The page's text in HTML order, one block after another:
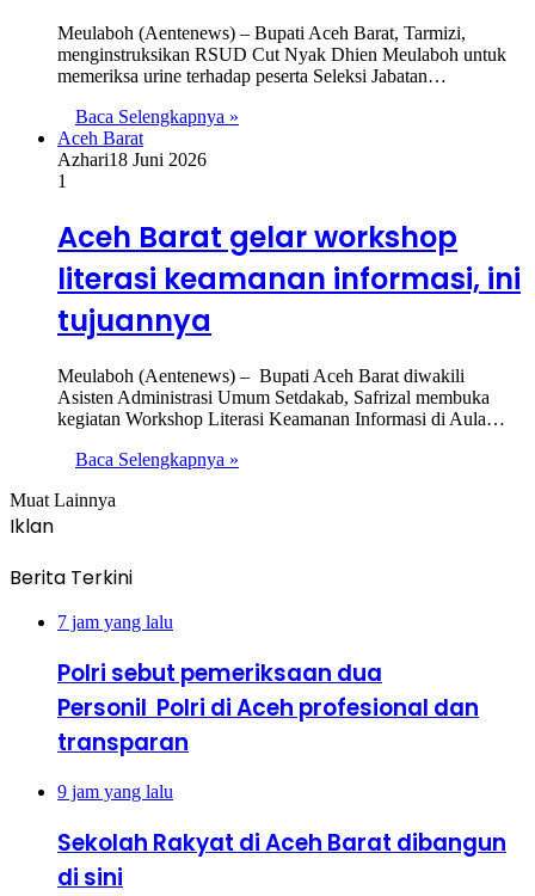
Meulaboh (Aentenews) – Bupati Aceh Barat, Tarmizi,
menginstruksikan RSUD Cut Nyak Dhien Meulaboh untuk
memeriksa urine terhadap peserta Seleksi Jabatan…
Baca Selengkapnya »
Aceh Barat
Azhari18 Juni 2026
1
Aceh Barat gelar workshop
literasi keamanan informasi, ini
tujuannya
Meulaboh (Aentenews) – Bupati Aceh Barat diwakili
Asisten Administrasi Umum Setdakab, Safrizal membuka
kegiatan Workshop Literasi Keamanan Informasi di Aula…
Baca Selengkapnya »
Muat Lainnya
Iklan
Berita Terkini
7 jam yang lalu
Polri sebut pemeriksaan dua
Personil Polri di Aceh profesional dan
transparan
9 jam yang lalu
Sekolah Rakyat di Aceh Barat dibangun
di sini